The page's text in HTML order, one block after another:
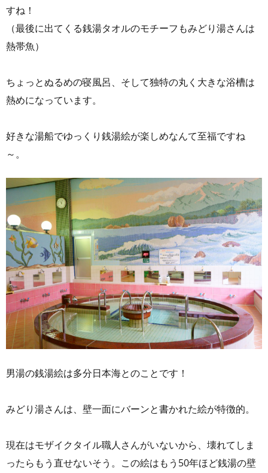
すね！
（最後に出てくる銭湯タオルのモチーフもみどり湯さんは
熱帯魚）
ちょっとぬるめの寝風呂、そして独特の丸く大きな浴槽は
熱めになっています。
好きな湯船でゆっくり銭湯絵が楽しめなんて至福ですね
～。
男湯の銭湯絵は多分日本海とのことです！
みどり湯さんは、壁一面にバーンと書かれた絵が特徴的。
現在はモザイクタイル職人さんがいないから、壊れてしま
ったらもう直せないそう。この絵はもう50年ほど銭湯の壁